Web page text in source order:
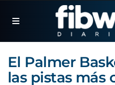
El Palmer
las pistas más